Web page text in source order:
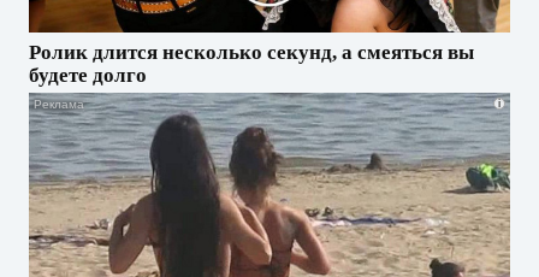
Ролик длится несколько секунд, а смеяться вы
будете долго
i